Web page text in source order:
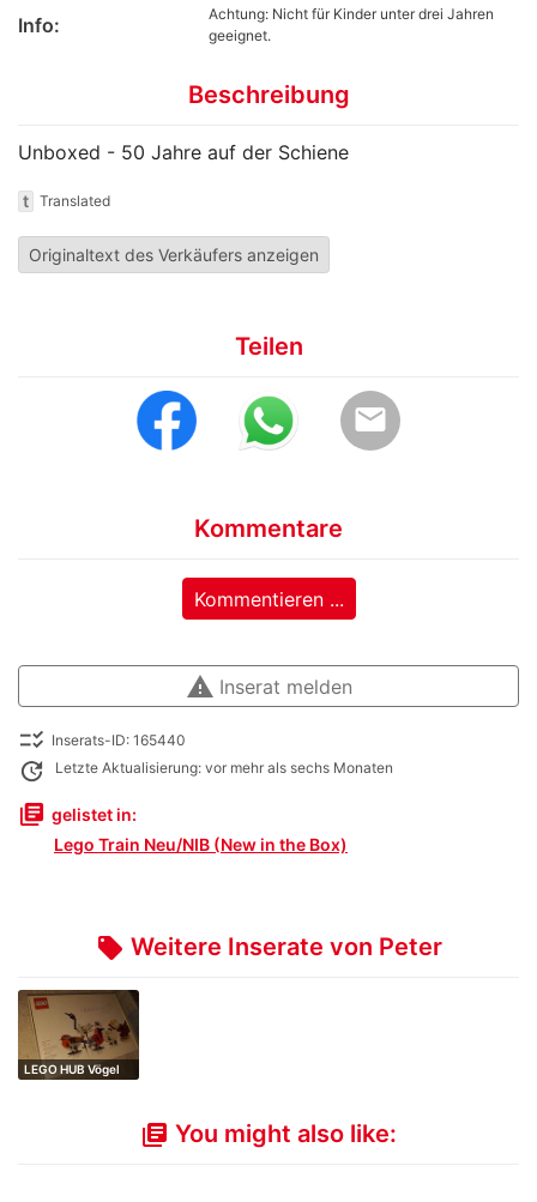
Info:
Achtung: Nicht für Kinder unter drei Jahren
geeignet.
Beschreibung
Unboxed - 50 Jahre auf der Schiene
t Translated
Originaltext des Verkäufers anzeigen
Teilen
email
Kommentare
Kommentieren ...
warning Inserat melden
checklist_rtl Inserats-ID: 165440
update Letzte Aktualisierung: vor mehr als sechs Monaten
library_books gelistet in:
Lego Train Neu/NIB (New in the Box)
local_offer Weitere Inserate von Peter
LEGO HUB Vögel
library_books You might also like: